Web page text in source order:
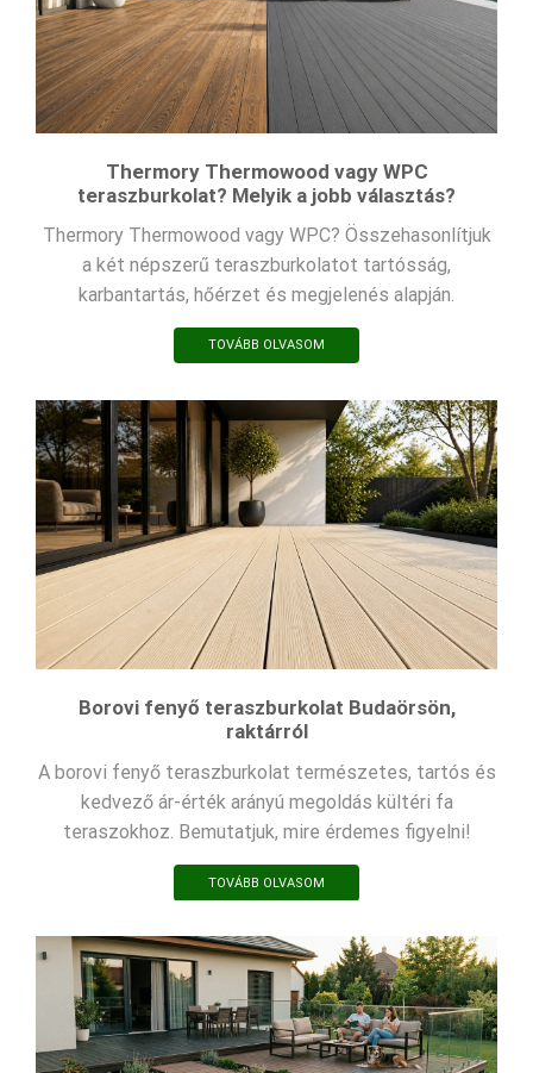
Thermory Thermowood vagy WPC
teraszburkolat? Melyik a jobb választás?
Thermory Thermowood vagy WPC? Összehasonlítjuk
a két népszerű teraszburkolatot tartósság,
karbantartás, hőérzet és megjelenés alapján.
TOVÁBB OLVASOM
Borovi fenyő teraszburkolat Budaörsön,
raktárról
A borovi fenyő teraszburkolat természetes, tartós és
kedvező ár-érték arányú megoldás kültéri fa
teraszokhoz. Bemutatjuk, mire érdemes figyelni!
TOVÁBB OLVASOM